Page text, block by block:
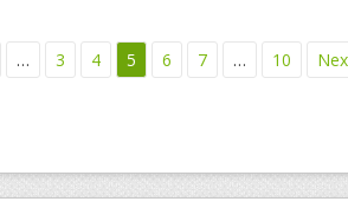
… 3 4 5 6 7 … 10